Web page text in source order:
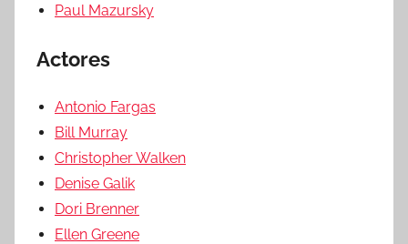
Paul Mazursky
Actores
Antonio Fargas
Bill Murray
Christopher Walken
Denise Galik
Dori Brenner
Ellen Greene